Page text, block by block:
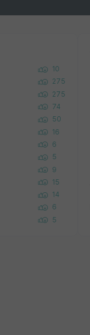
10
275
275
74
50
16
6
5
9
15
14
6
5